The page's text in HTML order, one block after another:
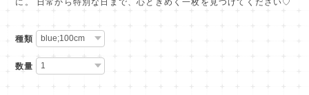
種類
数量